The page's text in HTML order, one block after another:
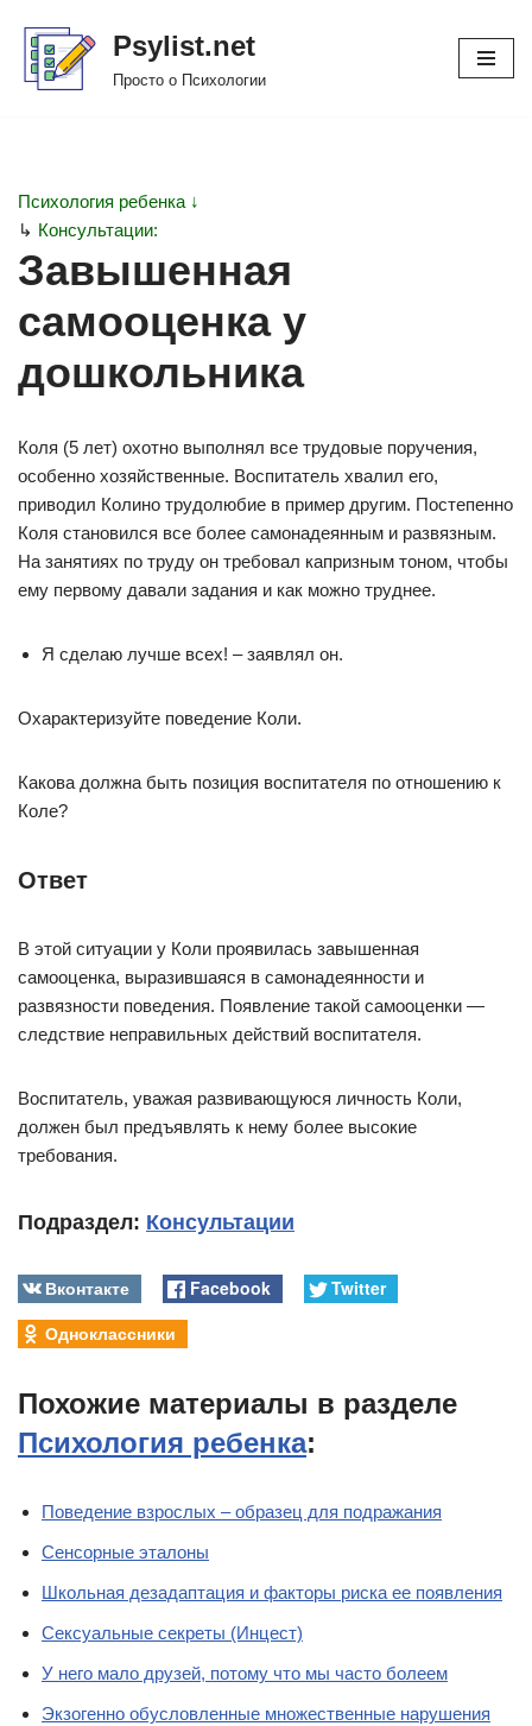
Перейти
Psylist.net
Просто о Психологии
Психология ребенка ↓
↳ Консультации:
Завышенная
самооценка у
дошкольника
Коля (5 лет) охотно выполнял все трудовые поручения,
особенно хозяйственные. Воспитатель хвалил его,
приводил Колино трудолюбие в пример другим. Постепенно
Коля становился все более самонадеянным и развязным.
На занятиях по труду он требовал капризным тоном, чтобы
ему первому давали задания и как можно труднее.
Я сделаю лучше всех! – заявлял он.
Охарактеризуйте поведение Коли.
Какова должна быть позиция воспитателя по отношению к
Коле?
Ответ
В этой ситуации у Коли проявилась завышенная
самооценка, выразившаяся в самонадеянности и
развязности поведения. Появление такой самооценки —
следствие неправильных действий воспитателя.
Воспитатель, уважая развивающуюся личность Коли,
должен был предъявлять к нему более высокие
требования.
Подраздел: Консультации
Вконтакте Facebook
Twitter
Одноклассники
Похожие материалы в разделе
Психология ребенка:
Поведение взрослых – образец для подражания
Сенсорные эталоны
Школьная дезадаптация и факторы риска ее появления
Сексуальные секреты (Инцест)
У него мало друзей, потому что мы часто болеем
Экзогенно обусловленные множественные нарушения